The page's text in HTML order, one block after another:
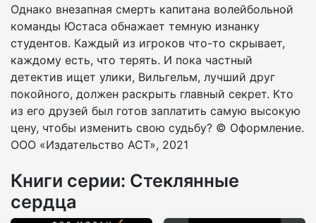
Однако внезапная смерть капитана волейбольной
команды Юстаса обнажает темную изнанку
студентов. Каждый из игроков что-то скрывает,
каждому есть, что терять. И пока частный
детектив ищет улики, Вильгельм, лучший друг
покойного, должен раскрыть главный секрет. Кто
из его друзей был готов заплатить самую высокую
цену, чтобы изменить свою судьбу? © Оформление.
ООО «Издательство АСТ», 2021
Книги серии: Стеклянные
сердца